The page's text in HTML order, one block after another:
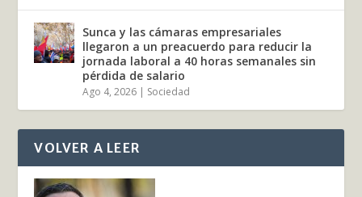
Sunca y las cámaras empresariales
llegaron a un preacuerdo para reducir la
jornada laboral a 40 horas semanales sin
pérdida de salario
Ago 4, 2026 | Sociedad
VOLVER A LEER